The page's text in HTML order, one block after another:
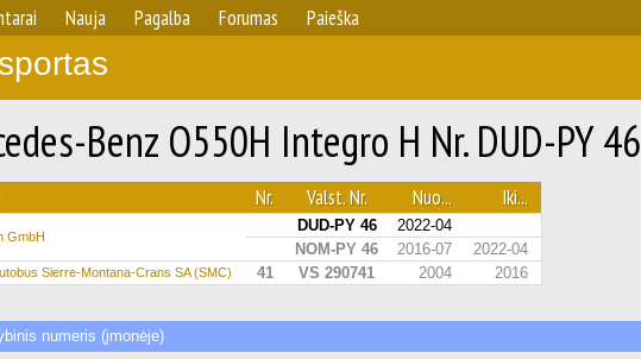
Nauja Pagalba Forumas Paieška
Benz O550H Integro H Nr. DUD-PY 46
Nr. Valst. Nr. Nuo... Iki...
GmbH
DUD-PY 46
2022-04
NOM-PY 46
2016-07 2022-04
Sierre-Montana-Crans SA (SMC) 41 VS 290741 2004 2016
numeris (įmonėje)